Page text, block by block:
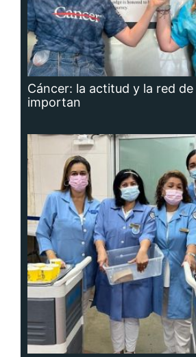
Cáncer: la actitud y la red
importan